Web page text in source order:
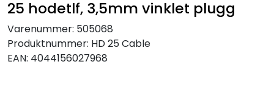
25 hodetlf, 3,5mm vinklet plugg
Varenummer: 505068
Produktnummer: HD 25 Cable
EAN: 4044156027968